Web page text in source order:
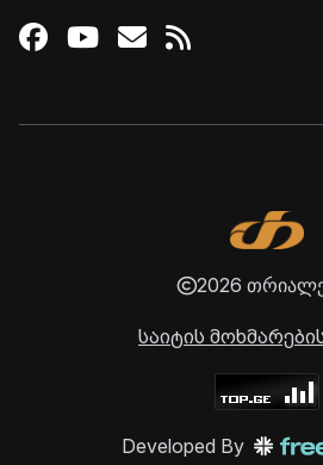
Facebook
Youtube
Email
RSS
2026
საიტის
Developed By